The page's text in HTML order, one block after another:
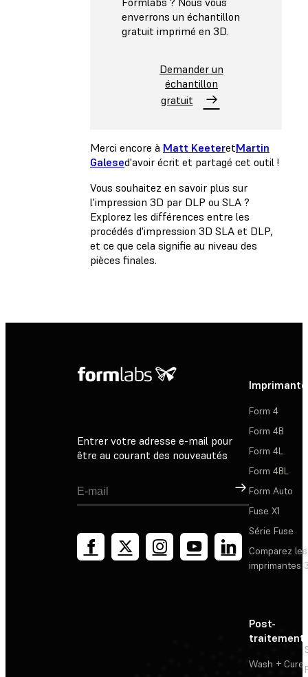
enverrons un échantillon
gratuit imprimé en 3D.
Demander un
échantillon
gratuit
Merci encore à Matt KeeteretMartin
Galesed'avoir écrit et partagé cet outil !
Vous souhaitez en savoir plus sur
l'impression 3D par DLP ou SLA ?
Explorez les différences entre les
procédés d'impression 3D SLA et DLP,
et ce que cela signifie au niveau des
pièces finales.
Entrer votre adresse e-mail pour
être au courant des nouveautés
Inscription
Form 4
Form 4B
Form 4L
Form 4BL
Form Auto
Fuse X1
Série Fuse
Comparez les
imprimantes
Post-
traitement
Wash + Cure